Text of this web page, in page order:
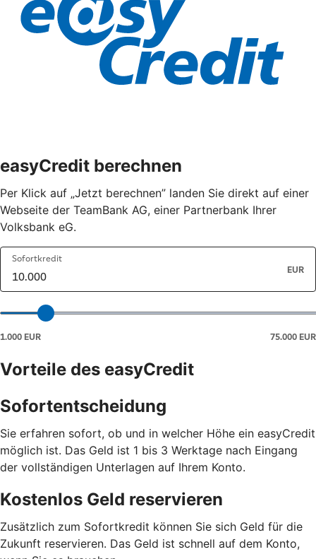
easyCredit berechnen
Per Klick auf „Jetzt berechnen” landen Sie direkt auf einer
Webseite der TeamBank AG, einer Partnerbank Ihrer
Volksbank eG.
Vorteile des easyCredit
Sofortentscheidung
Sie erfahren sofort, ob und in welcher Höhe ein easyCredit
möglich ist. Das Geld ist 1 bis 3 Werktage nach Eingang
der vollständigen Unterlagen auf Ihrem Konto.
Kostenlos Geld reservieren
Zusätzlich zum Sofortkredit können Sie sich Geld für die
Zukunft reservieren. Das Geld ist schnell auf dem Konto,